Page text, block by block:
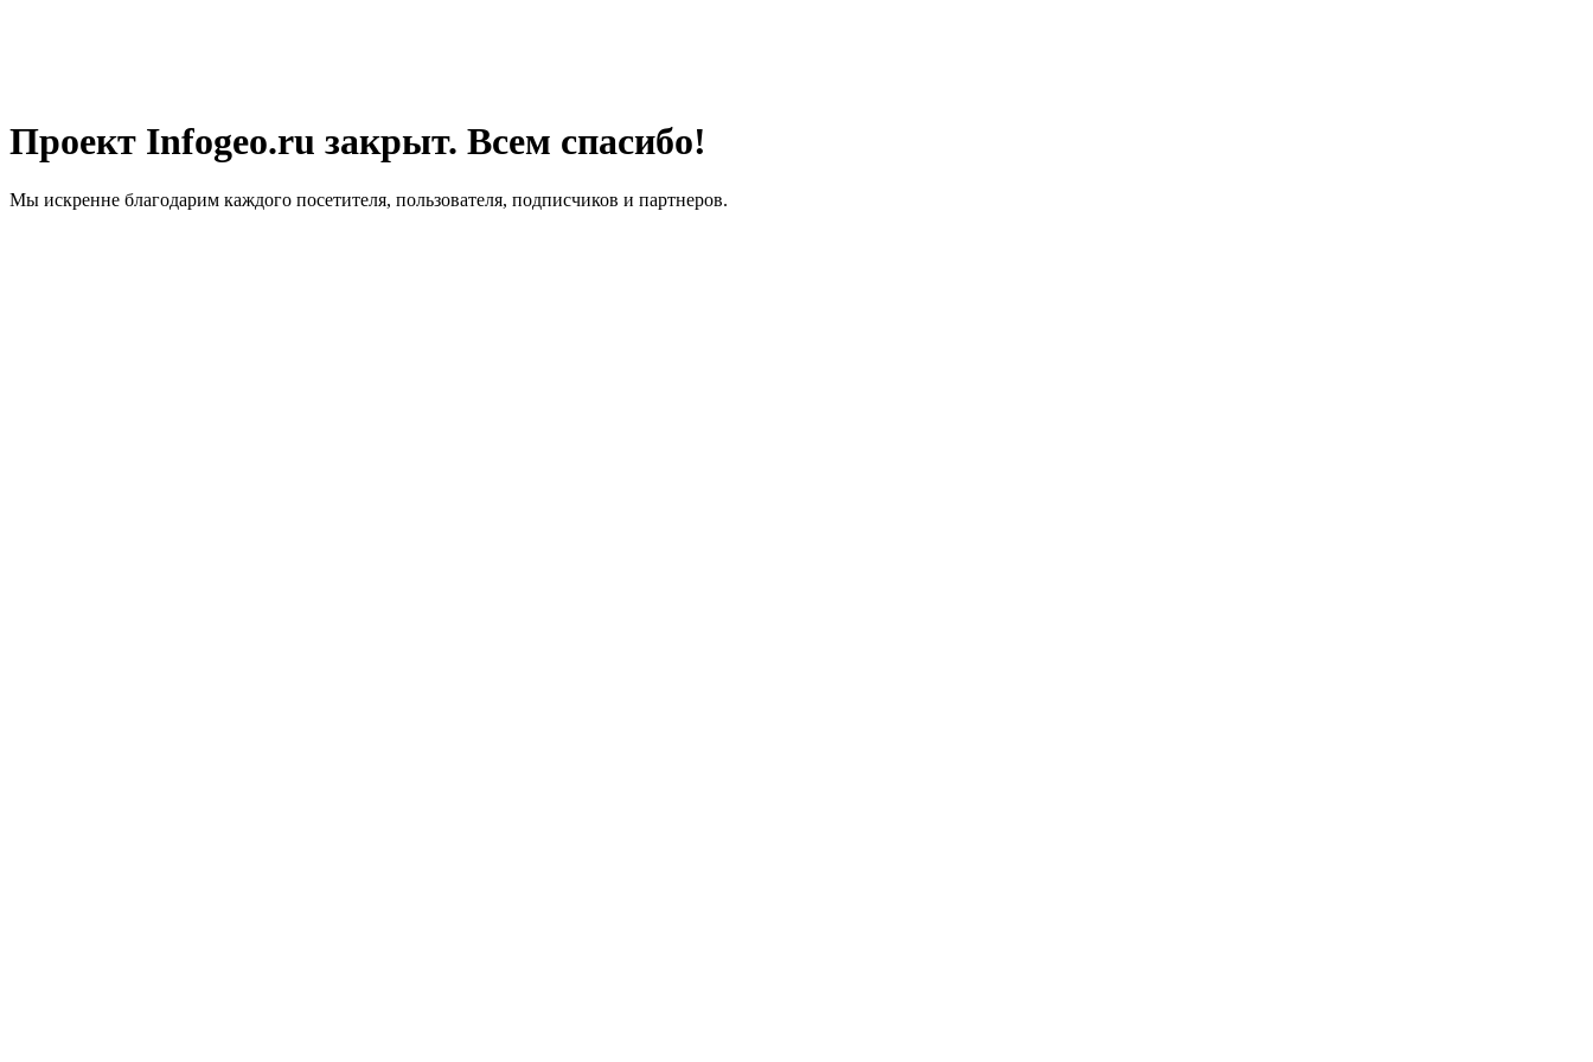
Проект Infogeo.ru закрыт. Всем спасибо!
Мы искренне благодарим каждого посетителя, пользователя, подписчиков и партнеров.